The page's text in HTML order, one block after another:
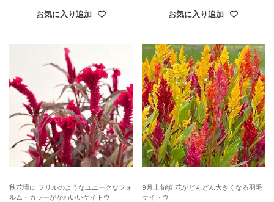
お気に入り追加 お気に入り追加
秋花壇に フリルのようなユニークなフォ
ルム・カラーがかわいいケイトウ
9月上旬頃 花がどんどん大きくなる羽毛
ケイトウ